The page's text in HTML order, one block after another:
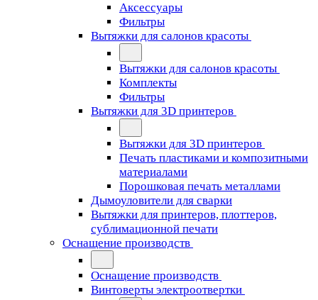
Аксессуары
Фильтры
Вытяжки для салонов красоты
Вытяжки для салонов красоты
Комплекты
Фильтры
Вытяжки для 3D принтеров
Вытяжки для 3D принтеров
Печать пластиками и композитными
материалами
Порошковая печать металлами
Дымоуловители для сварки
Вытяжки для принтеров, плоттеров,
сублимационной печати
Оснащение производств
Оснащение производств
Винтоверты электроотвертки